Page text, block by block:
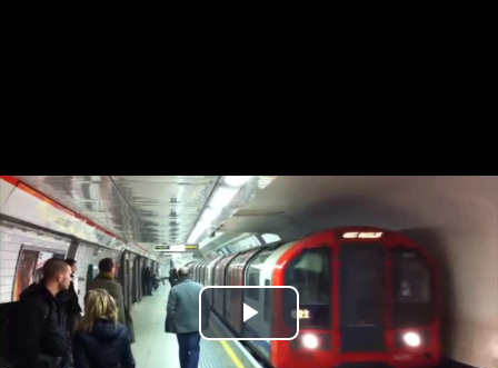
Play